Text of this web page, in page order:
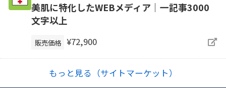
美肌に特化したWEBメディア｜一記事3000
文字以上
販売価格 ¥72,900
もっと見る（サイトマーケット）